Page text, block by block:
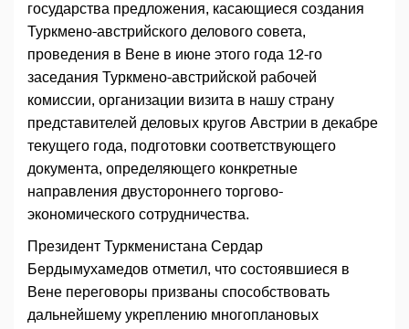
государства предложения, касающиеся создания
Туркмено-австрийского делового совета,
проведения в Вене в июне этого года 12-го
заседания Туркмено-австрийской рабочей
комиссии, организации визита в нашу страну
представителей деловых кругов Австрии в декабре
текущего года, подготовки соответствующего
документа, определяющего конкретные
направления двустороннего торгово-
экономического сотрудничества.
Президент Туркменистана Сердар
Бердымухамедов отметил, что состоявшиеся в
Вене переговоры призваны способствовать
дальнейшему укреплению многоплановых